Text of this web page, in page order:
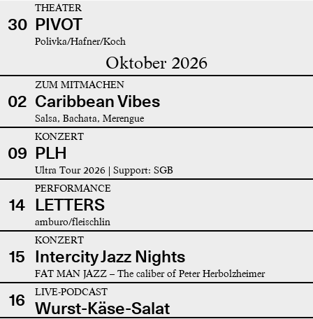
30
THEATER
PIVOT
Polivka/Hafner/Koch
Oktober 2026
02
ZUM MITMACHEN
Caribbean Vibes
Salsa, Bachata, Merengue
09
KONZERT
PLH
Ultra Tour 2026 | Support: SGB
14
PERFORMANCE
LETTERS
amburo/fleischlin
15
KONZERT
Intercity Jazz Nights
FAT MAN JAZZ – The caliber of Peter Herbolzheimer
16 LIVE-PODCAST
Wurst-Käse-Salat